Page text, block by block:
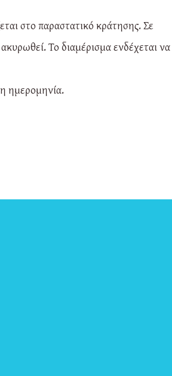
στο παραστατικό κράτησης. Σε
Το διαμέρισμα ενδέχεται να
ημερομηνία.